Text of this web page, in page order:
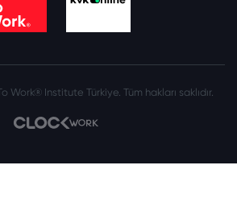
Work® Institute Türkiye. Tüm hakları saklıdır.